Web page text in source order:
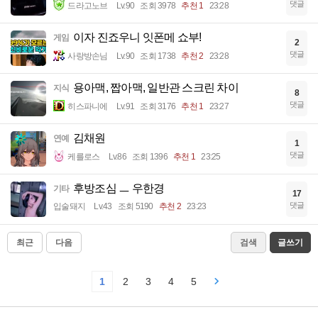
드라고노브 Lv.90 조회 3978 추천 1 23:28 댓글
게임 이자 진죠우니 잇폰메 쇼부!
사랑방손님 Lv.90 조회 1738 추천 2 23:28
2
댓글
지식 용아맥, 짭아맥, 일반관 스크린 차이
히스파니에 Lv.91 조회 3176 추천 1 23:27
8
댓글
연예 김채원
케를로스 Lv.86 조회 1396 추천 1 23:25
1
댓글
기타 후방조심 ㅡ 우한경
입술돼지 Lv.43 조회 5190 추천 2 23:23
17
댓글
최근 다음 검색 글쓰기
1 2 3 4 5